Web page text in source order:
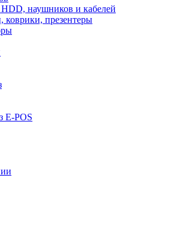
наушников и кабелей
презентеры
E-POS